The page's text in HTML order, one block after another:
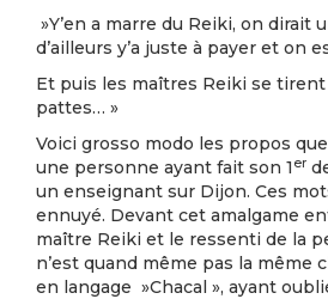
»Y’en a marre du Reiki, on dirait
d’ailleurs y’a juste à payer et on
Et puis les maîtres Reiki se
pattes… »
Voici grosso modo les propos
une personne ayant fait son 1 er
un enseignant sur Dijon. Ces
ennuyé. Devant cet amalgame
maître Reiki et le ressenti de la
n’est quand même pas la même
en langage »Chacal », ayant